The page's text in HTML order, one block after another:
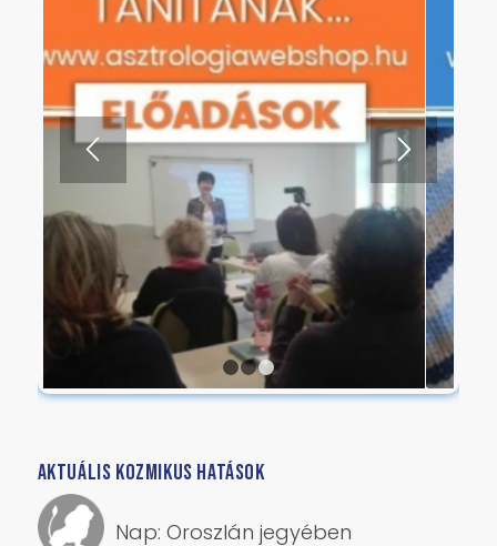
1 2 3
AKTUÁLIS KOZMIKUS HATÁSOK
Nap: Oroszlán jegyében
Hold: Ikrek jegyében
Fogyó hold
Merkúr: Rák jegyében